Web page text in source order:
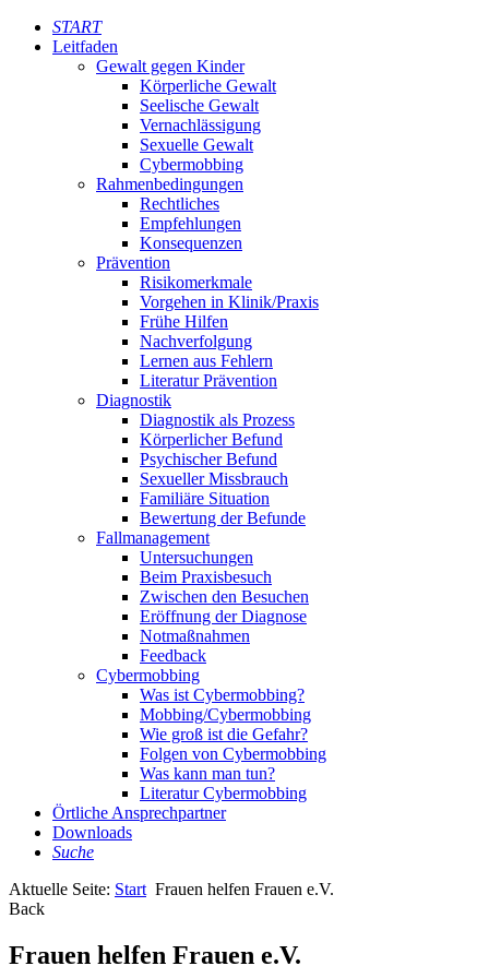
START
Leitfaden
Gewalt gegen Kinder
Körperliche Gewalt
Seelische Gewalt
Vernachlässigung
Sexuelle Gewalt
Cybermobbing
Rahmenbedingungen
Rechtliches
Empfehlungen
Konsequenzen
Prävention
Risikomerkmale
Vorgehen in Klinik/Praxis
Frühe Hilfen
Nachverfolgung
Lernen aus Fehlern
Literatur Prävention
Diagnostik
Diagnostik als Prozess
Körperlicher Befund
Psychischer Befund
Sexueller Missbrauch
Familiäre Situation
Bewertung der Befunde
Fallmanagement
Untersuchungen
Beim Praxisbesuch
Zwischen den Besuchen
Eröffnung der Diagnose
Notmaßnahmen
Feedback
Cybermobbing
Was ist Cybermobbing?
Mobbing/Cybermobbing
Wie groß ist die Gefahr?
Folgen von Cybermobbing
Was kann man tun?
Literatur Cybermobbing
Örtliche Ansprechpartner
Downloads
Suche
Aktuelle Seite: Start Frauen helfen Frauen e.V.
Back
Frauen helfen Frauen e.V.